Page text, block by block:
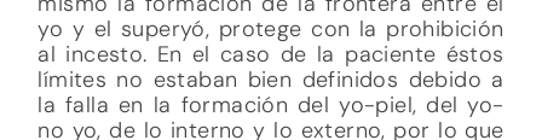
yo y el superyó, protege con la prohibición
al incesto. En el caso de la paciente éstos
límites no estaban bien definidos debido a
la falla en la formación del yo-piel, del yo-
no yo, de lo interno y lo externo, por lo que